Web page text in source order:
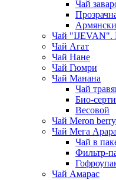
Чай
Чай "IJEVAN".
Чай Агат
Чай Нане
Чай Гюмри
Чай Манана
Чай
Био-
Весовой
Чай Meron berry
Чай Мега
Чай в
Фильтр-
Чай Амарас